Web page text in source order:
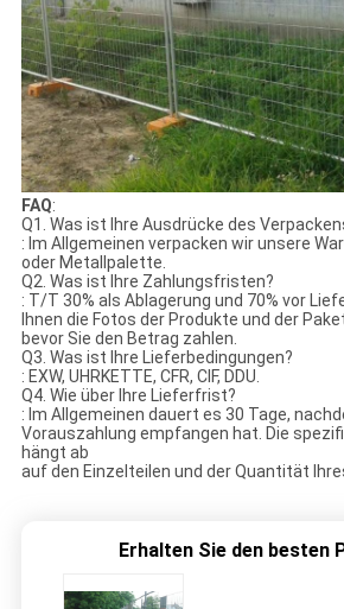
FAQ:
Q1. Was ist Ihre Ausdrücke des
: Im Allgemeinen verpacken wir unsere
oder Metallpalette.
Q2. Was ist Ihre Zahlungsfristen?
: T/T 30% als Ablagerung und 70% vor
Ihnen die Fotos der Produkte und der
bevor Sie den Betrag zahlen.
Q3. Was ist Ihre Lieferbedingungen?
: EXW, UHRKETTE, CFR, CIF, DDU.
Q4. Wie über Ihre Lieferfrist?
: Im Allgemeinen dauert es 30 Tage,
Vorauszahlung empfangen hat. Die
hängt ab
auf den Einzelteilen und der Quantität
Erhalten Sie den besten